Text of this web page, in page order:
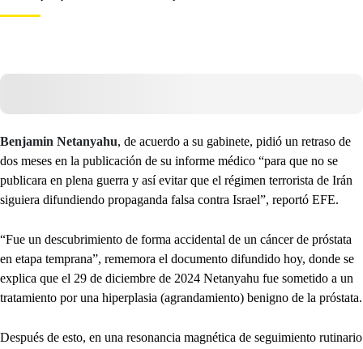
Benjamin Netanyahu, de acuerdo a su gabinete, pidió un retraso de
dos meses en la publicación de su informe médico “para que no se
publicara en plena guerra y así evitar que el régimen terrorista de Irán
siguiera difundiendo propaganda falsa contra Israel”, reportó EFE.
“Fue un descubrimiento de forma accidental de un cáncer de próstata
en etapa temprana”, rememora el documento difundido hoy, donde se
explica que el 29 de diciembre de 2024 Netanyahu fue sometido a un
tratamiento por una hiperplasia (agrandamiento) benigno de la próstata.
Después de esto, en una resonancia magnética de seguimiento rutinario